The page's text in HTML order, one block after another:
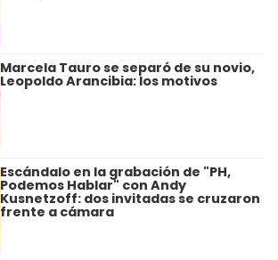
Marcela Tauro se separó de su novio,
Leopoldo Arancibia: los motivos
Escándalo en la grabación de "PH,
Podemos Hablar" con Andy
Kusnetzoff: dos invitadas se cruzaron
frente a cámara